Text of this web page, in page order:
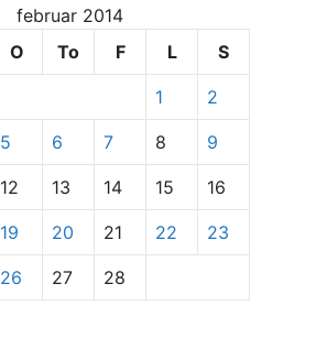
februar 2014
O To F L S
1 2
5 6 7 8 9
12 13 14 15 16
19 20 21 22 23
26 27 28